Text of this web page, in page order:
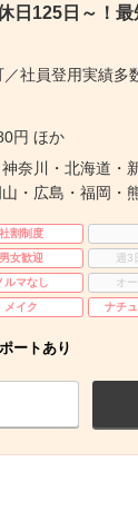
日125日～！最
／社員登用実績多
円 ほか
奈川・北海道・
・広島・福岡・
社割制度
男女歓迎 週3
ルマなし オ
メイク ナチ
ートあり